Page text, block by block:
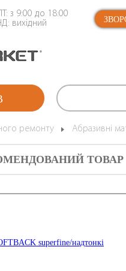
з 9:00 до 18:00
вихідний
ремонту Абразивні
ТОВАР